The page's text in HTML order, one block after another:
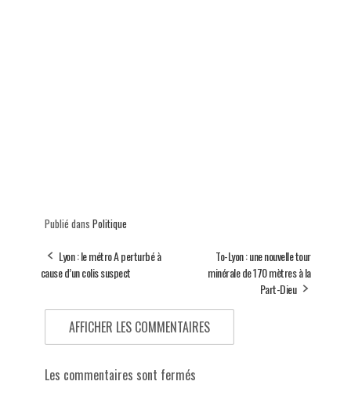
Publié dans Politique
Lyon : le métro A perturbé à
cause d’un colis suspect
To-Lyon : une nouvelle tour
minérale de 170 mètres à la
Part-Dieu
AFFICHER LES COMMENTAIRES
Les commentaires sont fermés